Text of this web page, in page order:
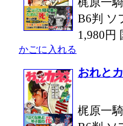
B6判 ソ
1,980円
かごに入れる
おれと
梶原一